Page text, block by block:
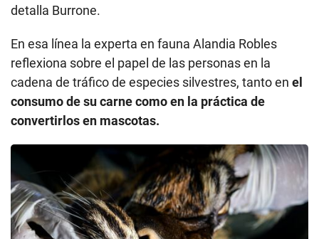
detalla Burrone.
En esa línea la experta en fauna Alandia Robles
reflexiona sobre el papel de las personas en la
cadena de tráfico de especies silvestres, tanto en el
consumo de su carne como en la práctica de
convertirlos en mascotas.